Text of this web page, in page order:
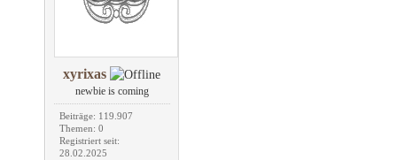
xyrixas
newbie is coming
Beiträge: 119.907
Themen: 0
Registriert seit:
28.02.2025